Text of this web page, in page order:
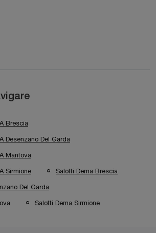
Brescia
Desenzano Del Garda
Mantova
Sirmione Salotti Dema Brescia
Del Garda
Salotti Dema Sirmione